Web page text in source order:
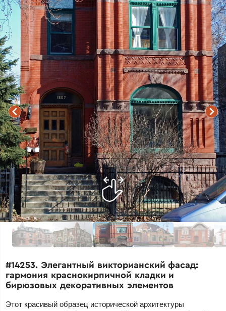
#14253. Элегантный викторианский фасад:
гармония краснокирпичной кладки и
бирюзовых декоративных элементов
Этот красивый образец исторической архитектуры